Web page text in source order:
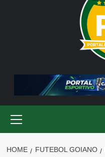
Menu
HOME FUTEBOL GOIANO